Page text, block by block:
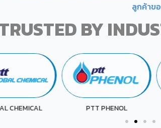
ลูกค้าข
BY
PHENOL GPSC